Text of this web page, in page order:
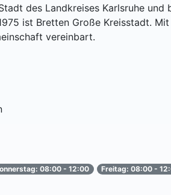
des Landkreises Karlsruhe und
ist Bretten Große Kreisstadt.
vereinbart.
08:00 - 12:00
Freitag: 08:00 -